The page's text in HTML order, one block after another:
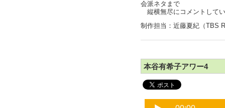
会派ネタまで
縦横無尽にコメントして
制作担当：近藤夏紀（TBS
本谷有希子アワー4